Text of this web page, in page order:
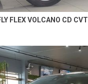
FLEX VOLCANO CD CVT